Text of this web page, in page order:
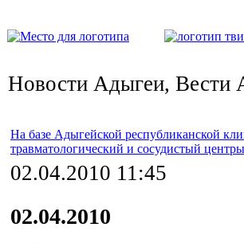
Новости Адыгеи, Вести
На базе Адыгейской республиканской
травматологический и сосудистый центры
02.04.2010 11:45
02.04.2010